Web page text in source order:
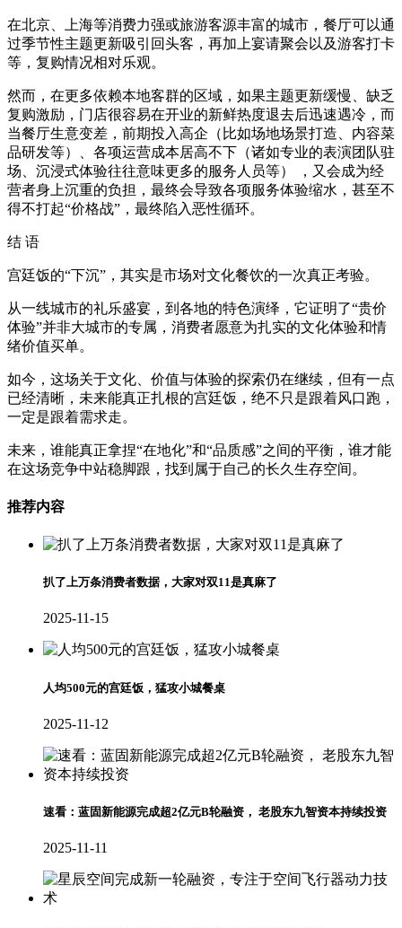
在北京、上海等消费力强或旅游客源丰富的城市，餐厅可以通
过季节性主题更新吸引回头客，再加上宴请聚会以及游客打卡
等，复购情况相对乐观。
然而，在更多依赖本地客群的区域，如果主题更新缓慢、缺乏
复购激励，门店很容易在开业的新鲜热度退去后迅速遇冷，而
当餐厅生意变差，前期投入高企（比如场地场景打造、内容菜
品研发等）、各项运营成本居高不下（诸如专业的表演团队驻
场、沉浸式体验往往意味更多的服务人员等） ，又会成为经
营者身上沉重的负担，最终会导致各项服务体验缩水，甚至不
得不打起“价格战”，最终陷入恶性循环。
结 语
宫廷饭的“下沉”，其实是市场对文化餐饮的一次真正考验。
从一线城市的礼乐盛宴，到各地的特色演绎，它证明了“贵价
体验”并非大城市的专属，消费者愿意为扎实的文化体验和情
绪价值买单。
如今，这场关于文化、价值与体验的探索仍在继续，但有一点
已经清晰，未来能真正扎根的宫廷饭，绝不只是跟着风口跑，
一定是跟着需求走。
未来，谁能真正拿捏“在地化”和“品质感”之间的平衡，谁才能
在这场竞争中站稳脚跟，找到属于自己的长久生存空间。
推荐内容
扒了上万条消费者数据，大家对双11是真麻了
2025-11-15
人均500元的宫廷饭，猛攻小城餐桌
2025-11-12
速看：蓝固新能源完成超2亿元B轮融资， 老股东九智资本持续投资
2025-11-11